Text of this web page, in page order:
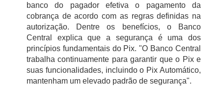
banco do pagador efetiva o pagamento da
cobrança de acordo com as regras definidas na
autorização. Dentre os benefícios, o Banco
Central explica que a segurança é uma dos
princípios fundamentais do Pix. "O Banco Central
trabalha continuamente para garantir que o Pix e
suas funcionalidades, incluindo o Pix Automático,
mantenham um elevado padrão de segurança".